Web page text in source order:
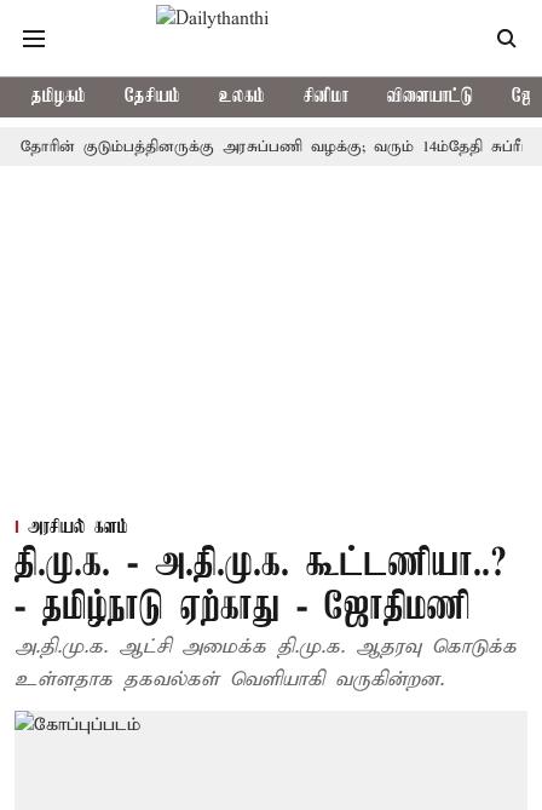
தமிழகம் தேசியம் உலகம் சினிமா விளையாட்டு
குடும்பத்தினருக்கு அரசுப்பணி வழக்கு; வரும் 14ம்தேதி
அரசியல் களம்
தி.மு.க. - அ.தி.மு.க. கூட்டணியா..?
- தமிழ்நாடு ஏற்காது - ஜோதிமணி
அ.தி.மு.க. ஆட்சி அமைக்க தி.மு.க. ஆதரவு கொடுக்க
உள்ளதாக தகவல்கள் வெளியாகி வருகின்றன.